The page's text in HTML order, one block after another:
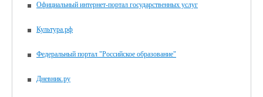
Официальный интернет-портал государственных услуг
Культура.рф
Федеральный портал "Российское образование"
Дневник.ру